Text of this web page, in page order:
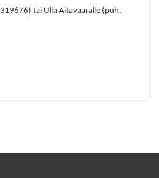
tai Ulla Aitavaaralle (puh.